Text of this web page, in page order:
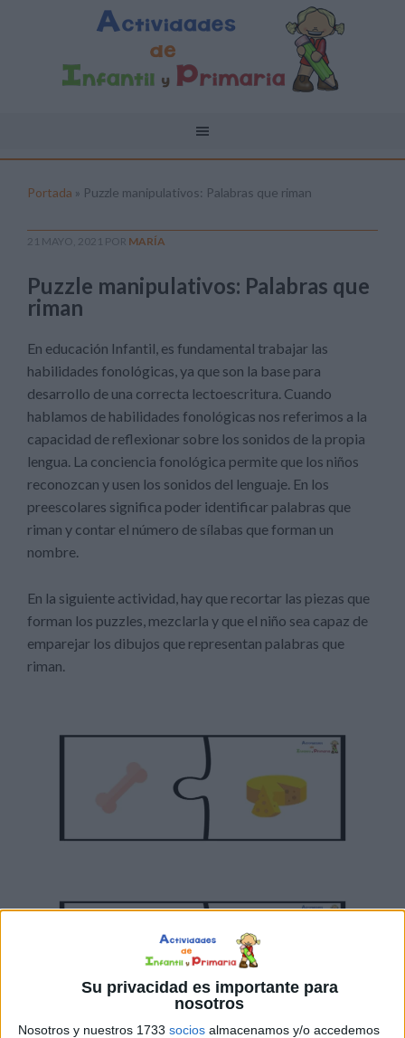
Su privacidad es importante para
nosotros
Nosotros y nuestros 1733 socios almacenamos y/o accedemos
Portada » Puzzle manipulativos: Palabras que riman
21 MAYO, 2021 POR MARÍA
Puzzle manipulativos: Palabras que
riman
En educación Infantil, es fundamental trabajar las
habilidades fonológicas, ya que son la base para
desarrollo de una correcta lectoescritura. Cuando
hablamos de habilidades fonológicas nos referimos a la
capacidad de reflexionar sobre los sonidos de la propia
lengua. La conciencia fonológica permite que los niños
reconozcan y usen los sonidos del lenguaje. En los
preescolares significa poder identificar palabras que
riman y contar el número de sílabas que forman un
nombre.
En la siguiente actividad, hay que recortar las piezas que
forman los puzzles, mezclarla y que el niño sea capaz de
emparejar los dibujos que representan palabras que
riman.